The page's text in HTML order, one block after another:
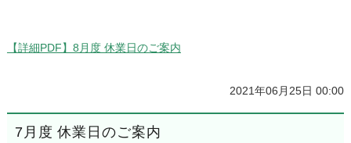
【詳細PDF】8月度 休業日のご案内
2021年06月25日 00:00
7月度 休業日のご案内